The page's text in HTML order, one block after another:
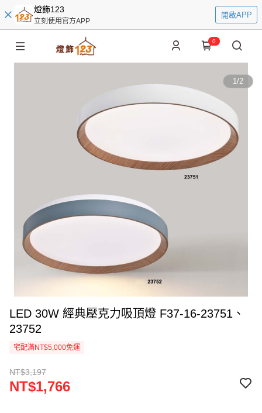
燈飾123
立刻使用官方APP
開啟APP
0
1/2
LED 30W 經典壓克力吸頂燈 F37-16-23751、
23752
宅配滿NT$5,000免運
NT$3,197
NT$1,766